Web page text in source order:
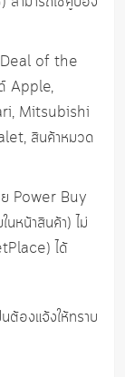
Deal of the
Apple,
Mitsubishi
สินค้าหมวด
ย Power Buy
หน้าสินค้า) ไม่
ได้
ต้องแจ้งให้ทราบ